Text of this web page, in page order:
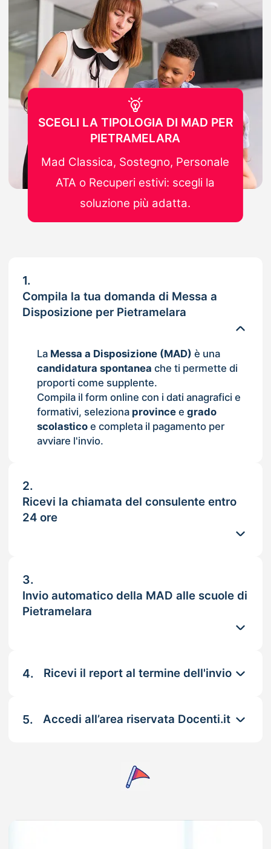
1.
Compila la tua domanda di Messa a
Disposizione per Pietramelara
La Messa a Disposizione (MAD) è una
candidatura spontanea che ti permette di
proporti come supplente.
Compila il form online con i dati anagrafici e
formativi, seleziona provincee grado
scolasticoe completa il pagamento per
avviare l'invio.
2.
Ricevi la chiamata del consulente entro
24 ore
3.
Invio automatico della MAD alle scuole di
Pietramelara
4. Ricevi il report al termine dell'invio
5. Accedi all’area riservata Docenti.it
SCEGLI LA TIPOLOGIA DI MAD PER
PIETRAMELARA
Mad Classica, Sostegno, Personale
ATA o Recuperi estivi: scegli la
soluzione più adatta.